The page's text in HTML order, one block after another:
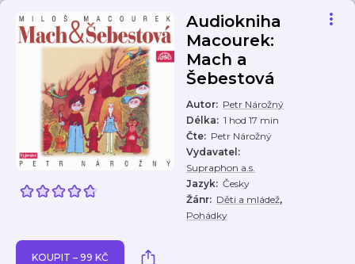
Audiokniha
Macourek:
Mach a
Šebestová
Autor: Petr Nárožný
Délka: 1 hod 17 min
Čte: Petr Nárožný
Vydavatel :
Supraphon a.s.
Jazyk: Česky
Žánr: Děti a mládež,
Pohádky
KOUPIT – 99 KČ